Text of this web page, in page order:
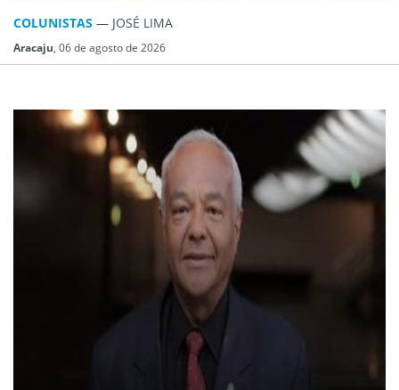
COLUNISTAS — JOSÉ LIMA
Aracaju, 06 de agosto de 2026